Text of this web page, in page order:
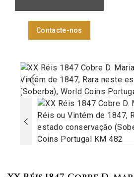
Contacte-nos